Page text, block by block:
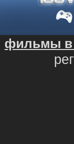
фильмы в